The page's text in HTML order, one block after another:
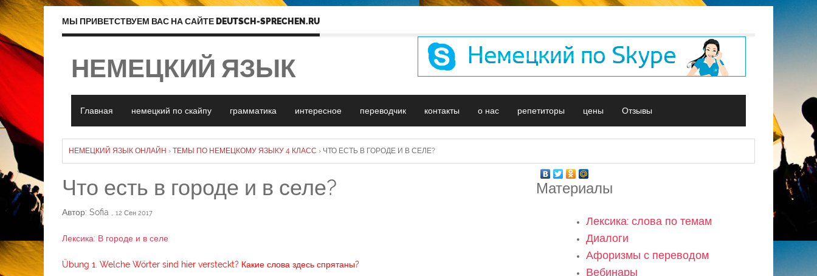
МЫ ПРИВЕТСТВУЕМ ВАС НА САЙТЕ DEUTSCH-SPRECHEN.RU
НЕМЕЦКИЙ ЯЗЫК
Главная немецкий по скайпу грамматика интересное переводчик контакты о нас репетиторы цены Отзывы
НЕМЕЦКИЙ ЯЗЫК ОНЛАЙН › ТЕМЫ ПО НЕМЕЦКОМУ ЯЗЫКУ 4 КЛАСС › ЧТО ЕСТЬ В ГОРОДЕ И В СЕЛЕ?
Что есть в городе и в селе?
Автор: Sofia 12 Сен 2017
Лексика: В городе и в селе
Übung 1. Welche Wörter sind hier versteckt? Какие слова здесь спрятаны?
Материалы
Лексика: слова по темам
Диалоги
Афоризмы с переводом
Вебинары